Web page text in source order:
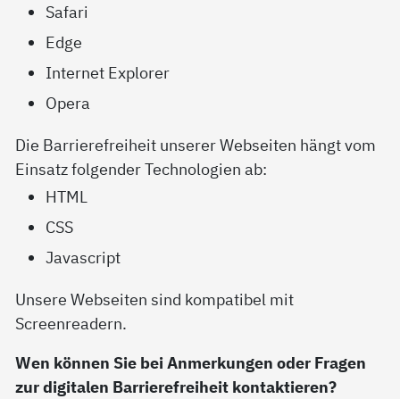
Safari
Edge
Internet Explorer
Opera
Die Barrierefreiheit unserer Webseiten hängt vom
Einsatz folgender Technologien ab:
HTML
CSS
Javascript
Unsere Webseiten sind kompatibel mit
Screenreadern.
Wen können Sie bei Anmerkungen oder Fragen
zur digitalen Barrierefreiheit kontaktieren?